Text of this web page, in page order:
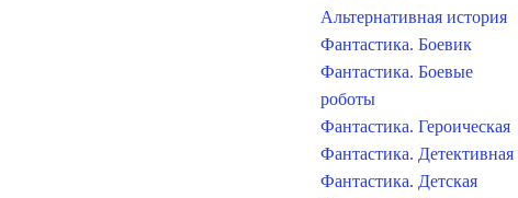
Альтернативная история
Фантастика. Боевик
Фантастика. Боевые
роботы
Фантастика. Героическая
Фантастика. Детективная
Фантастика. Детская